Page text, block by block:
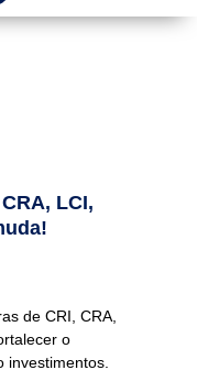
LCI,
de CRI, CRA,
o
investimentos.